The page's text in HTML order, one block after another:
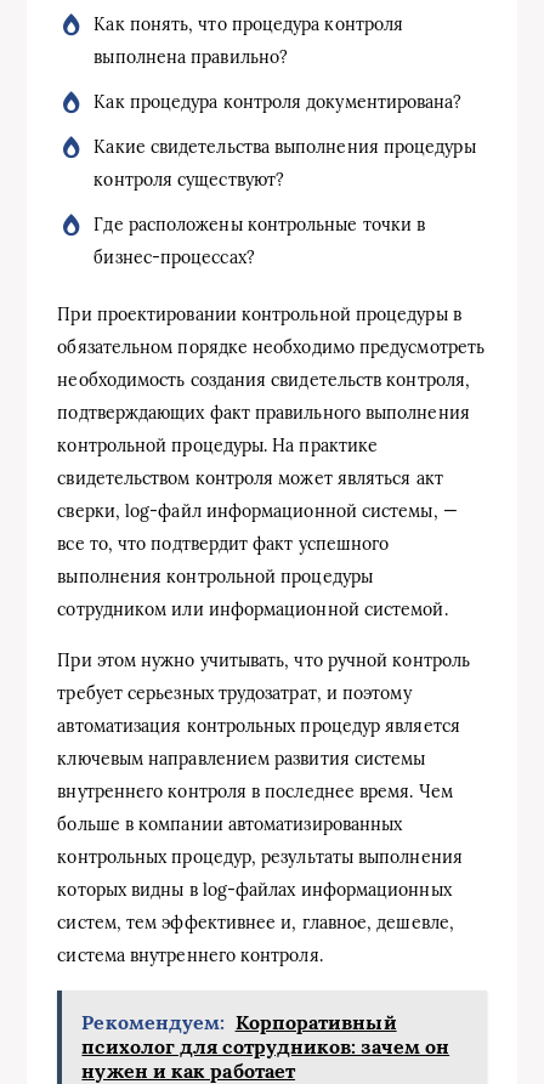
Как понять, что процедура контроля
выполнена правильно?
Как процедура контроля документирована?
Какие свидетельства выполнения процедуры
контроля существуют?
Где расположены контрольные точки в
бизнес-процессах?
При проектировании контрольной процедуры в
обязательном порядке необходимо предусмотреть
необходимость создания свидетельств контроля,
подтверждающих факт правильного выполнения
контрольной процедуры. На практике
свидетельством контроля может являться акт
сверки, log-файл информационной системы, —
все то, что подтвердит факт успешного
выполнения контрольной процедуры
сотрудником или информационной системой.
При этом нужно учитывать, что ручной контроль
требует серьезных трудозатрат, и поэтому
автоматизация контрольных процедур является
ключевым направлением развития системы
внутреннего контроля в последнее время. Чем
больше в компании автоматизированных
контрольных процедур, результаты выполнения
которых видны в log-файлах информационных
систем, тем эффективнее и, главное, дешевле,
система внутреннего контроля.
Рекомендуем: Корпоративный
психолог для сотрудников: зачем он
нужен и как работает